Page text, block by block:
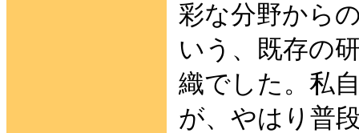
彩な分野から
いう、既存の
織でした。私
が、やはり普